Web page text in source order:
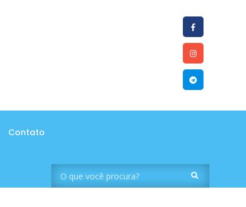
Contato